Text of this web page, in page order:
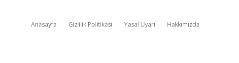
Anasayfa Gizlilik Politikası Yasal Uyarı Hakkımızda